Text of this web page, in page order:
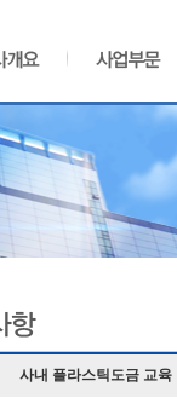
사내 플라스틱도금 교육